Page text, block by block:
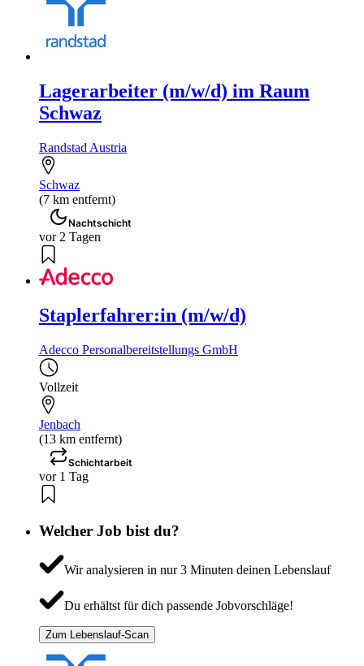
Lagerarbeiter (m/w/d) im Raum
Schwaz
Randstad Austria
Schwaz
(7 km entfernt)
Nachtschicht
vor 2 Tagen
Staplerfahrer:in (m/w/d)
Adecco Personalbereitstellungs GmbH
Vollzeit
Jenbach
(13 km entfernt)
Schichtarbeit
vor 1 Tag
Welcher Job bist du?
Wir analysieren in nur 3 Minuten deinen Lebenslauf
Du erhältst für dich passende Jobvorschläge!
Zum Lebenslauf-Scan